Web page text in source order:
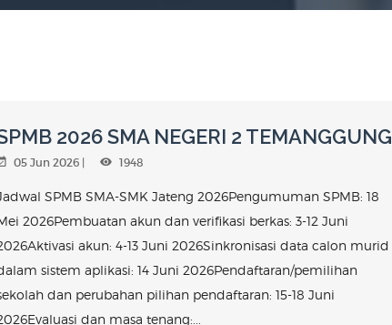
2026 SMA NEGERI 2 TEMANGGUNG
05 Jun 2026 | 1948
SPMB SMA-SMK Jateng 2026Pengumuman SPMB: 18
2026Pembuatan akun dan verifikasi berkas: 3-12 Juni
akun: 4-13 Juni 2026Sinkronisasi data calon murid
sistem aplikasi: 14 Juni 2026Pendaftaran/pemilihan
dan perubahan pilihan pendaftaran: 15-18 Juni
dan masa tenang:...